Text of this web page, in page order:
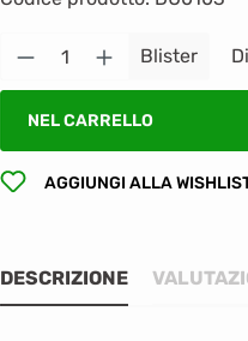
Quantità del
Blister
NEL CARRELLO
AGGIUNGI ALLA
DESCRIZIONE